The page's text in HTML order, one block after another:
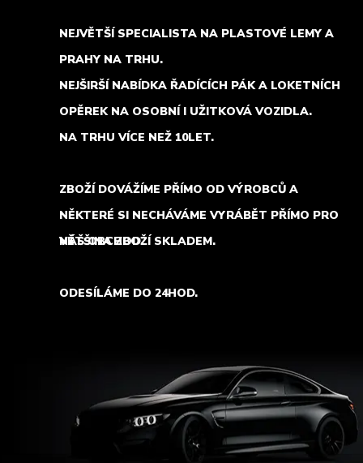
NEJVĚTŠÍ SPECIALISTA NA PLASTOVÉ LEMY A
PRAHY NA TRHU.
NEJŠIRŠÍ NABÍDKA ŘADÍCÍCH PÁK A LOKETNÍCH
OPĚREK NA OSOBNÍ I UŽITKOVÁ VOZIDLA.
NA TRHU VÍCE NEŽ 10LET.
ZBOŽÍ DOVÁŽÍME PŘÍMO OD VÝROBCŮ A
NĚKTERÉ SI NECHÁVÁME VYRÁBĚT PŘÍMO PRO
NÁŠ OBCHOD.
VĚTŠINA ZBOŽÍ SKLADEM.
ODESÍLÁME DO 24HOD.